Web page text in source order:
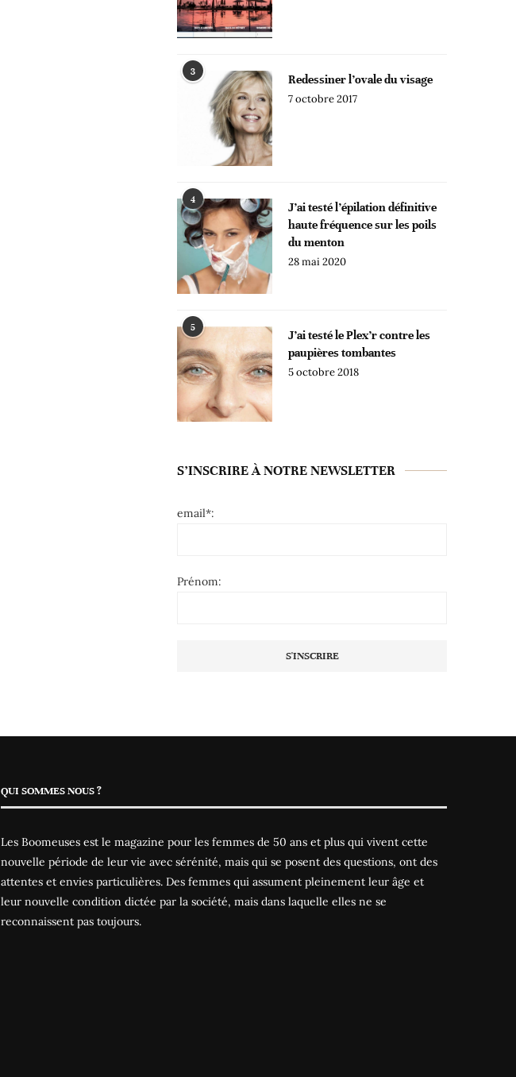
3
Redessiner l’ovale du visage
7 octobre 2017
4
J’ai testé l’épilation définitive
haute fréquence sur les poils
du menton
28 mai 2020
5
J’ai testé le Plex’r contre les
paupières tombantes
5 octobre 2018
S’INSCRIRE À NOTRE NEWSLETTER
email*:
Prénom:
QUI SOMMES NOUS ?
Les Boomeuses est le magazine pour les femmes de 50 ans et plus qui vivent cette
nouvelle période de leur vie avec sérénité, mais qui se posent des questions, ont des
attentes et envies particulières. Des femmes qui assument pleinement leur âge et
leur nouvelle condition dictée par la société, mais dans laquelle elles ne se
reconnaissent pas toujours.